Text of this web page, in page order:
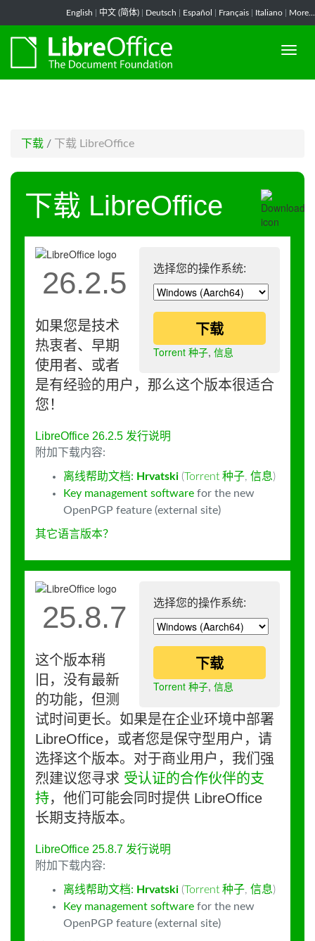
English 中文 (简体) Deutsch Español Français Italiano More...
下载 / 下载 LibreOffice
下载 LibreOffice
选择您的操作系统:
下载
Torrent 种子, 信息
26.2.5
如果您是技术
热衷者、早期
使用者、或者
是有经验的用户，那么这个版本很适合
您！
LibreOffice 26.2.5 发行说明
附加下载内容:
离线帮助文档: Hrvatski (Torrent 种子, 信息)
Key management software for the new
OpenPGP feature (external site)
其它语言版本？
选择您的操作系统:
下载
Torrent 种子, 信息
25.8.7
这个版本稍
旧，没有最新
的功能，但测
试时间更长。如果是在企业环境中部署
LibreOffice，或者您是保守型用户，请
选择这个版本。对于商业用户，我们强
烈建议您寻求 受认证的合作伙伴的支
持，他们可能会同时提供 LibreOffice
长期支持版本。
LibreOffice 25.8.7 发行说明
附加下载内容:
离线帮助文档: Hrvatski (Torrent 种子, 信息)
Key management software for the new
OpenPGP feature (external site)